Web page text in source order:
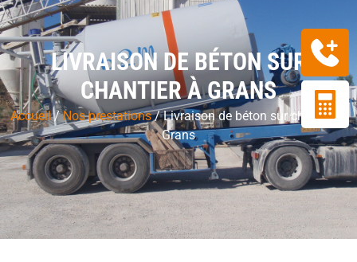
LIVRAISON DE BÉTON SUR
CHANTIER À GRANS
Accueil/Nos prestations/Livraison de béton sur chantier à
Grans